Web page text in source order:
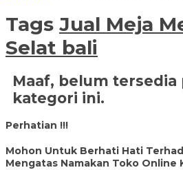
Tags Jual Meja
Selat bali
Maaf, belum tersedia
kategori ini.
Perhatian !!!
Mohon Untuk Berhati Hati
Mengatas Namakan Toko Online